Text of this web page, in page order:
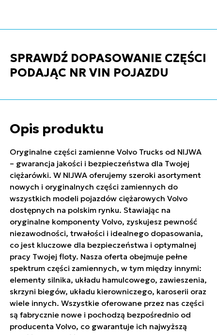
SPRAWDŹ DOPASOWANIE CZĘŚCI
PODAJĄC NR VIN POJAZDU
Opis produktu
Oryginalne części zamienne Volvo Trucks od NIJWA
– gwarancja jakości i bezpieczeństwa dla Twojej
ciężarówki. W NIJWA oferujemy szeroki asortyment
nowych i oryginalnych części zamiennych do
wszystkich modeli pojazdów ciężarowych Volvo
dostępnych na polskim rynku. Stawiając na
oryginalne komponenty Volvo, zyskujesz pewność
niezawodności, trwałości i idealnego dopasowania,
co jest kluczowe dla bezpieczeństwa i optymalnej
pracy Twojej floty. Nasza oferta obejmuje pełne
spektrum części zamiennych, w tym między innymi:
elementy silnika, układu hamulcowego, zawieszenia,
skrzyni biegów, układu kierowniczego, karoserii oraz
wiele innych. Wszystkie oferowane przez nas części
są fabrycznie nowe i pochodzą bezpośrednio od
producenta Volvo, co gwarantuje ich najwyższą